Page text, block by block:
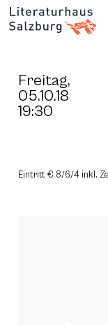
Freitag,
05.10.18
19:30
Eintritt € 8/6/4 inkl.